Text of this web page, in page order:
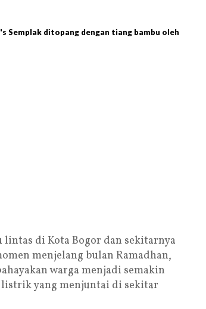
Semplak ditopang dengan tiang bambu oleh
di Kota Bogor dan sekitarnya
menjelang bulan Ramadhan,
warga menjadi semakin
yang menjuntai di sekitar